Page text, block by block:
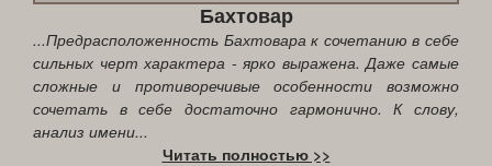
Бахтовар
...Предрасположенность Бахтовара к сочетанию в себе
сильных черт характера - ярко выражена. Даже самые
сложные и противоречивые особенности возможно
сочетать в себе достаточно гармонично. К слову,
анализ имени...
Читать полностью >>